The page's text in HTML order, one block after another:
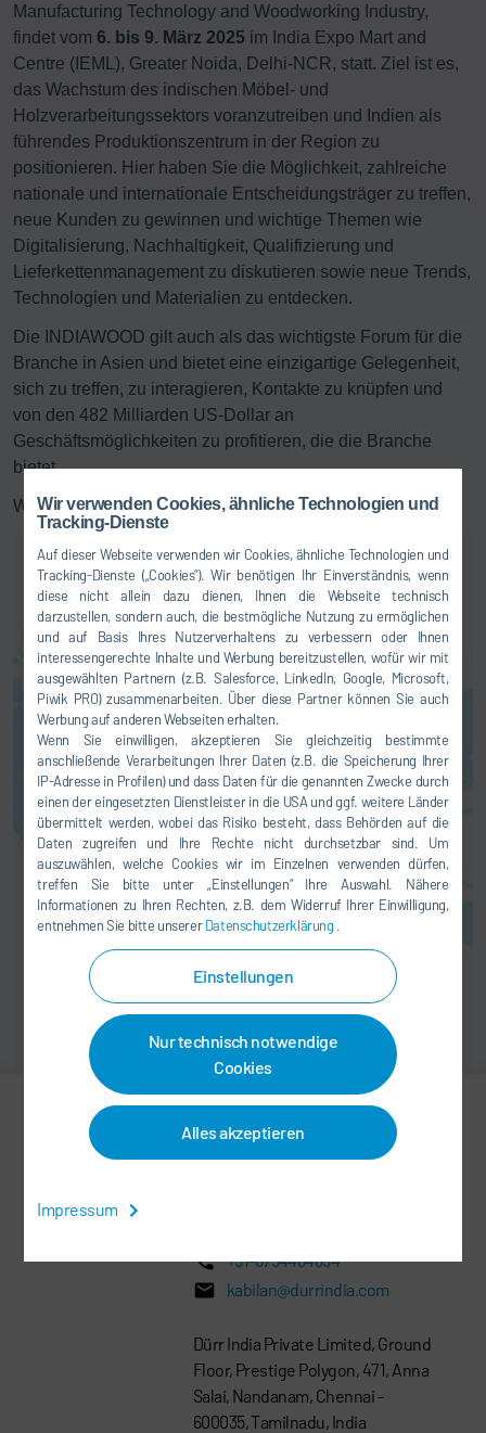
Wir verwenden Cookies, ähnliche Technologien und
Tracking-Dienste
Auf dieser Webseite verwenden wir Cookies, ähnliche Technologien und
Tracking-Dienste („Cookies“). Wir benötigen Ihr Einverständnis, wenn
diese nicht allein dazu dienen, Ihnen die Webseite technisch
darzustellen, sondern auch, die bestmögliche Nutzung zu ermöglichen
und auf Basis Ihres Nutzerverhaltens zu verbessern oder Ihnen
interessengerechte Inhalte und Werbung bereitzustellen, wofür wir mit
ausgewählten Partnern (z.B. Salesforce, LinkedIn, Google, Microsoft,
Piwik PRO) zusammenarbeiten. Über diese Partner können Sie auch
Werbung auf anderen Webseiten erhalten.
Wenn Sie einwilligen, akzeptieren Sie gleichzeitig bestimmte
anschließende Verarbeitungen Ihrer Daten (z.B. die Speicherung Ihrer
IP-Adresse in Profilen) und dass Daten für die genannten Zwecke durch
einen der eingesetzten Dienstleister in die USA und ggf. weitere Länder
übermittelt werden, wobei das Risiko besteht, dass Behörden auf die
Daten zugreifen und Ihre Rechte nicht durchsetzbar sind. Um
auszuwählen, welche Cookies wir im Einzelnen verwenden dürfen,
treffen Sie bitte unter „Einstellungen“ Ihre Auswahl. Nähere
Informationen zu Ihren Rechten, z.B. dem Widerruf Ihrer Einwilligung,
entnehmen Sie bitte unsererDatenschutzerklärung .
Einstellungen
Nur technisch notwendige
Cookies
Alles akzeptieren
Impressum
Manufacturing Technology and Woodworking Industry,
findet vom 6. bis 9. März 2025 im India Expo Mart and
Centre (IEML), Greater Noida, Delhi-NCR, statt. Ziel ist es,
das Wachstum des indischen Möbel- und
Holzverarbeitungssektors voranzutreiben und Indien als
führendes Produktionszentrum in der Region zu
positionieren. Hier haben Sie die Möglichkeit, zahlreiche
nationale und internationale Entscheidungsträger zu treffen,
neue Kunden zu gewinnen und wichtige Themen wie
Digitalisierung, Nachhaltigkeit, Qualifizierung und
Lieferkettenmanagement zu diskutieren sowie neue Trends,
Technologien und Materialien zu entdecken.
Die INDIAWOOD gilt auch als das wichtigste Forum für die
Branche in Asien und bietet eine einzigartige Gelegenheit,
sich zu treffen, zu interagieren, Kontakte zu knüpfen und
von den 482 Milliarden US-Dollar an
Geschäftsmöglichkeiten zu profitieren, die die Branche
bietet.
Weitere Informationen finden Siehier
Hier können Sie einen
Kartendienst aktivieren. Dadurch
kommt es zu einer Übermittlung
Ihrer Daten (z.B. IP-Adresse) an
den jeweiligen Anbieter, wie wir
Ihnen in unserer
Datenschutzerklärungerläutern.
EINVERSTANDEN
Kabilan Veeraiyan
+91-8754464694
kabilan@durrindia.com
Dürr India Private Limited, Ground
Floor, Prestige Polygon, 471, Anna
Salai, Nandanam, Chennai -
600035, Tamilnadu, India